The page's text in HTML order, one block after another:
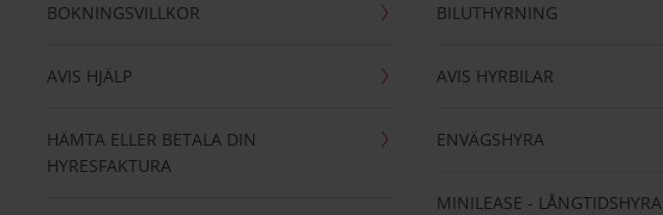
BOKNINGSVILLKOR
AVIS HJÄLP
HÄMTA ELLER BETALA DIN
HYRESFAKTURA
BILUTHYRNING
AVIS HYRBILAR
ENVÄGSHYRA
MINILEASE - LÅNGTIDSHYRA